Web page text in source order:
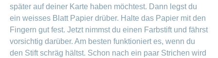
später auf deiner Karte haben möchtest. Dann legst du
ein weisses Blatt Papier drüber. Halte das Papier mit den
Fingern gut fest. Jetzt nimmst du einen Farbstift und fährst
vorsichtig darüber. Am besten funktioniert es, wenn du
den Stift schräg hältst. Schon nach ein paar Strichen wird